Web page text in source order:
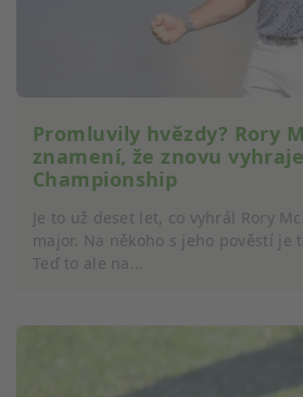
Promluvily hvězdy? Rory
znamení, že znovu vyhraje
Championship
Je to už deset let, co vyhrál Rory
major. Na někoho s jeho pověstí je
Teď to ale na...